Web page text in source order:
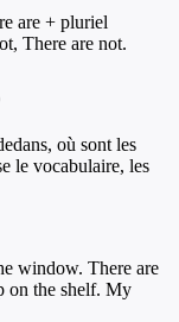
are + pluriel
There are not.
où sont les
le vocabulaire, les
window. There are
on the shelf. My